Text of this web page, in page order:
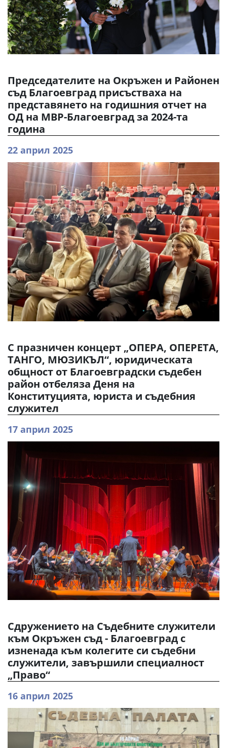
Председателите на Окръжен и Районен
съд Благоевград присъстваха на
представянето на годишния отчет на
ОД на МВР-Благоевград за 2024-та
година
22 април 2025
С празничен концерт „ОПЕРА, ОПЕРЕТА,
ТАНГО, МЮЗИКЪЛ“, юридическата
общност от Благоевградски съдебен
район отбеляза Деня на
Конституцията, юриста и съдебния
служител
17 април 2025
Сдружението на Съдебните служители
към Окръжен съд - Благоевград с
изненада към колегите си съдебни
служители, завършили специалност
„Право“
16 април 2025